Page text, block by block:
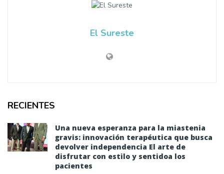
El Sureste
RECIENTES
Una nueva esperanza para la miastenia
gravis: innovación terapéutica que busca
devolver independencia El arte de
disfrutar con estilo y sentidoa los
pacientes